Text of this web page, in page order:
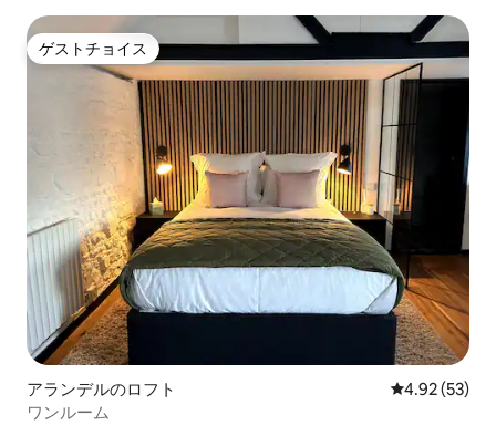
ゲストチョイス
ゲストチョイス
アランデルのロフト レビュー53
4.92 (53)
ワンルーム